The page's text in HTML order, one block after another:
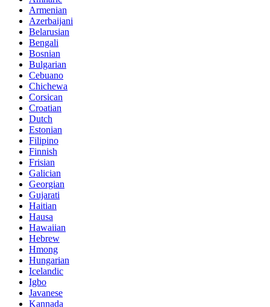
Armenian
Azerbaijani
Belarusian
Bengali
Bosnian
Bulgarian
Cebuano
Chichewa
Corsican
Croatian
Dutch
Estonian
Filipino
Finnish
Frisian
Galician
Georgian
Gujarati
Haitian
Hausa
Hawaiian
Hebrew
Hmong
Hungarian
Icelandic
Igbo
Javanese
Kannada